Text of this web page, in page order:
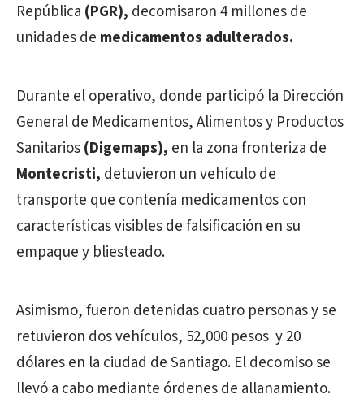
República (PGR), decomisaron 4 millones de
unidades de medicamentos adulterados.
Durante el operativo, donde participó la Dirección
General de Medicamentos, Alimentos y Productos
Sanitarios(Digemaps), en la zona fronteriza de
Montecristi, detuvieron un vehículo de
transporte que contenía medicamentos con
características visibles de falsificación en su
empaque y bliesteado.
Asimismo, fueron detenidas cuatro personas y se
retuvieron dos vehículos, 52,000 pesos y 20
dólares en la ciudad de Santiago. El decomiso se
llevó a cabo mediante órdenes de allanamiento.